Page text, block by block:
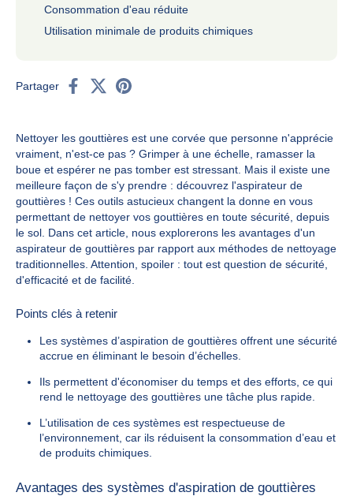
Consommation d'eau réduite
Utilisation minimale de produits chimiques
Partager
Nettoyer les gouttières est une corvée que personne n'apprécie
vraiment, n'est-ce pas ? Grimper à une échelle, ramasser la
boue et espérer ne pas tomber est stressant. Mais il existe une
meilleure façon de s'y prendre : découvrez l'aspirateur de
gouttières ! Ces outils astucieux changent la donne en vous
permettant de nettoyer vos gouttières en toute sécurité, depuis
le sol. Dans cet article, nous explorerons les avantages d'un
aspirateur de gouttières par rapport aux méthodes de nettoyage
traditionnelles. Attention, spoiler : tout est question de sécurité,
d'efficacité et de facilité.
Points clés à retenir
Les systèmes d’aspiration de gouttières offrent une sécurité
accrue en éliminant le besoin d’échelles.
Ils permettent d'économiser du temps et des efforts, ce qui
rend le nettoyage des gouttières une tâche plus rapide.
L’utilisation de ces systèmes est respectueuse de
l’environnement, car ils réduisent la consommation d’eau et
de produits chimiques.
Avantages des systèmes d'aspiration de gouttières